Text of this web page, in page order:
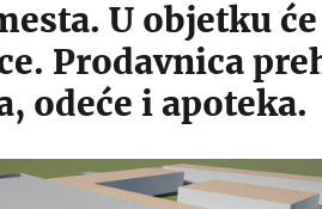
U objetku
Prodavnica
odeće i apoteka.